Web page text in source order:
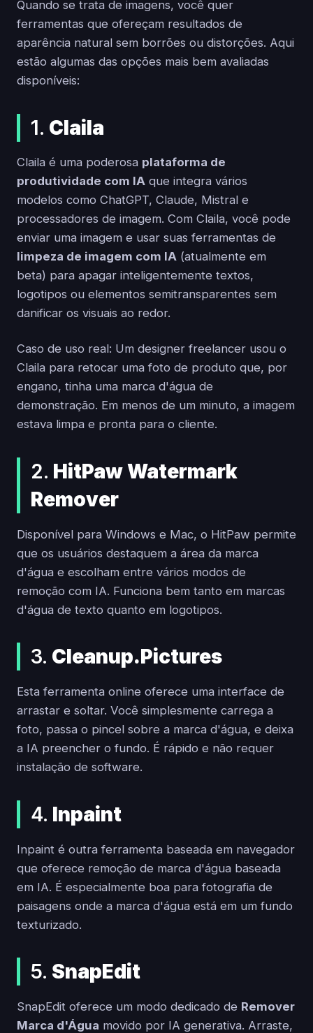
Quando se trata de imagens, você quer
ferramentas que ofereçam resultados de
aparência natural sem borrões ou distorções. Aqui
estão algumas das opções mais bem avaliadas
disponíveis:
1. Claila
Claila é uma poderosa plataforma de
produtividade com IA que integra vários
modelos como ChatGPT, Claude, Mistral e
processadores de imagem. Com Claila, você pode
enviar uma imagem e usar suas ferramentas de
limpeza de imagem com IA (atualmente em
beta) para apagar inteligentemente textos,
logotipos ou elementos semitransparentes sem
danificar os visuais ao redor.
Caso de uso real: Um designer freelancer usou o
Claila para retocar uma foto de produto que, por
engano, tinha uma marca d'água de
demonstração. Em menos de um minuto, a imagem
estava limpa e pronta para o cliente.
2. HitPaw Watermark
Remover
Disponível para Windows e Mac, o HitPaw permite
que os usuários destaquem a área da marca
d'água e escolham entre vários modos de
remoção com IA. Funciona bem tanto em marcas
d'água de texto quanto em logotipos.
3. Cleanup.Pictures
Esta ferramenta online oferece uma interface de
arrastar e soltar. Você simplesmente carrega a
foto, passa o pincel sobre a marca d'água, e deixa
a IA preencher o fundo. É rápido e não requer
instalação de software.
4. Inpaint
Inpaint é outra ferramenta baseada em navegador
que oferece remoção de marca d'água baseada
em IA. É especialmente boa para fotografia de
paisagens onde a marca d'água está em um fundo
texturizado.
5. SnapEdit
SnapEdit oferece um modo dedicado de Remover
Marca d'Água movido por IA generativa. Arraste,